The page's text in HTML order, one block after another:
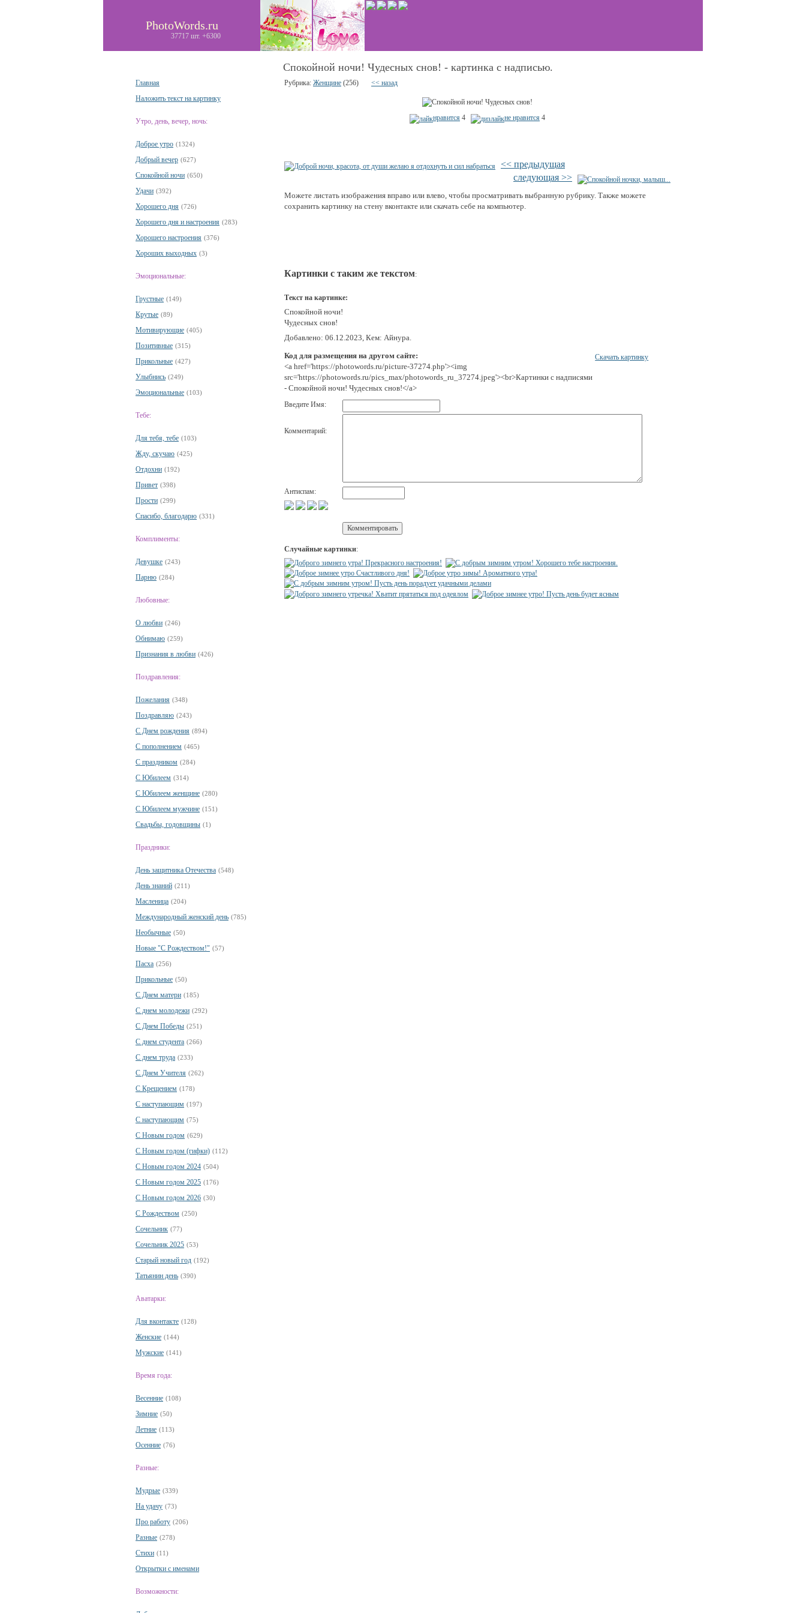
PhotoWords.ru
37717 шт. +6300
Главная
Наложить текст на картинку
Утро, день, вечер, ночь:
Доброе утро (1324)
Добрый вечер (627)
Спокойной ночи (650)
Удачи (392)
Хорошего дня (726)
Хорошего дня и настроения (283)
Хорошего настроения (376)
Хороших выходных (3)
Эмоциональные:
Грустные (149)
Крутые (89)
Мотивирующие (405)
Позитивные (315)
Прикольные (427)
Улыбнись (249)
Эмоциональные (103)
Тебе:
Для тебя, тебе (103)
Жду, скучаю (425)
Отдохни (192)
Привет (398)
Прости (299)
Спасибо, благодарю (331)
Комплименты:
Девушке (243)
Парню (284)
Любовные:
О любви (246)
Обнимаю (259)
Признания в любви (426)
Поздравления:
Пожелания (348)
Поздравляю (243)
С Днем рождения (894)
С пополнением (465)
С праздником (284)
С Юбилеем (314)
С Юбилеем женщине (280)
С Юбилеем мужчине (151)
Свадьбы, годовщины (1)
Праздники:
День защитника Отечества (548)
День знаний (211)
Масленица (204)
Международный женский день (785)
Необычные (50)
Новые "С Рождеством!" (57)
Пасха (256)
Прикольные (50)
С Днем матери (185)
С днем молодежи (292)
С Днем Победы (251)
С днем студента (266)
С днем труда (233)
С Днем Учителя (262)
С Крещением (178)
С наступающим (197)
С наступающим (75)
С Новым годом (629)
С Новым годом (гифки) (112)
С Новым годом 2024 (504)
С Новым годом 2025 (176)
С Новым годом 2026 (30)
С Рождеством (250)
Сочельник (77)
Сочельник 2025 (53)
Старый новый год (192)
Татьянин день (390)
Аватарки:
Для вконтакте (128)
Женские (144)
Мужские (141)
Время года:
Весенние (108)
Зимние (50)
Летние (113)
Осенние (76)
Разные:
Мудрые (339)
На удачу (73)
Про работу (206)
Разные (278)
Стихи (11)
Открытки с именами
Возможности:
Спокойной ночи! Чудесных снов! - картинка с надписью.
Рубрика: Женщине (256) << назад
нравится 4 не нравится 4
<< предыдущая
следующая >>
Можете листать изображения вправо или влево, чтобы просматривать выбранную рубрику. Также можете
сохранить картинку на стену вконтакте или скачать себе на компьютер.
Картинки с таким же текстом:
Текст на картинке:
Спокойной ночи!
Чудесных снов!
Добавлено: 06.12.2023, Кем: Айнура.
Код для размещения на другом сайте:
<a href='https://photowords.ru/picture-37274.php'><img
src='https://photowords.ru/pics_max/photowords_ru_37274.jpeg'><br>Картинки с надписями
- Спокойной ночи! Чудесных снов!</a>
Скачать картинку
Введите Имя:
Комментарий:
Антиспам:
Случайные картинки: